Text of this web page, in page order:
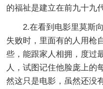
的福祉是建立在前九十九
2.在看到电影里莫斯
失败时，里面有的人用枪
些，能跟家人相拥，度过
人，试图记住他脸庞上的
然这只是电影，虽然还没